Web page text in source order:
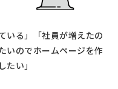
いる」「社員が増えたの
いのでホームページを作
い」
ワークへの求人票提出 〇36
労務士への相談・問合